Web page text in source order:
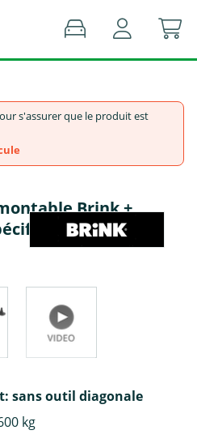
s'assurer que le produit est
Brink +
7 broches -
sans outil diagonale
kg